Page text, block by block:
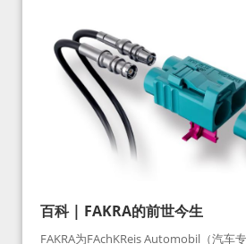
百科 | FAKRA的前世今生
FAKRA为FAchKReis Automobil（汽车